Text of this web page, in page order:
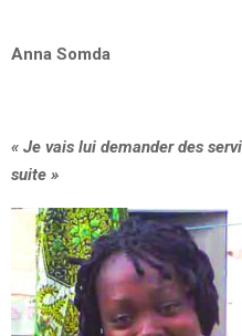
Anna Somda
« Je vais lui demander des
suite »